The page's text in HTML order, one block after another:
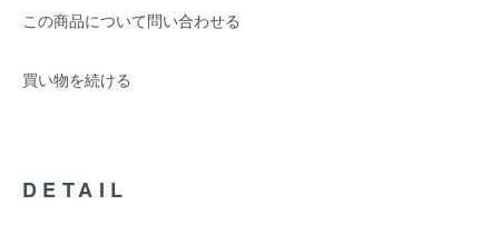
この商品について問い合わせる
買い物を続ける
DETAIL